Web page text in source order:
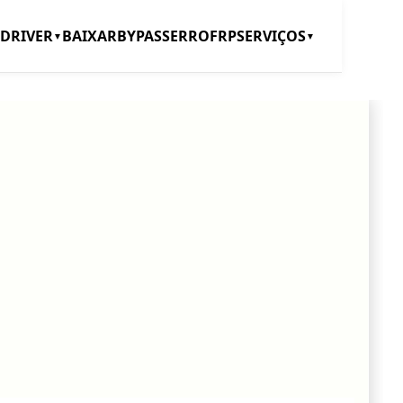
DRIVER▼ BAIXARBYPASSERROFRPSERVIÇOS▼